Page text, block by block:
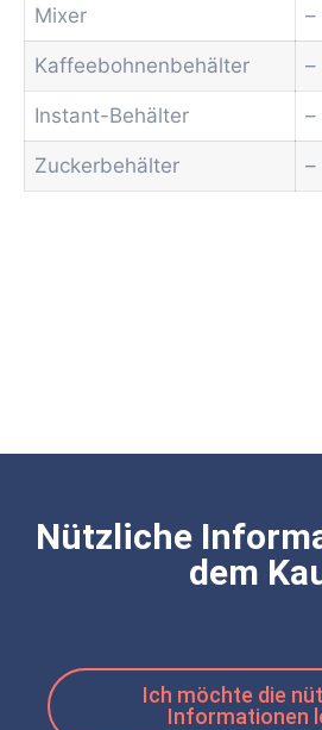
Mixer –
Kaffeebohnenbehälter –
Instant-Behälter –
Zuckerbehälter –
Nützliche
dem
Ich möchte die
Informationen